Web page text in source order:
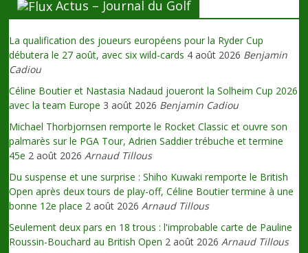
Actus – Journal du Golf
La qualification des joueurs européens pour la Ryder Cup
débutera le 27 août, avec six wild-cards 4 août 2026 Benjamin
Cadiou
Céline Boutier et Nastasia Nadaud joueront la Solheim Cup 2026
avec la team Europe 3 août 2026 Benjamin Cadiou
Michael Thorbjornsen remporte le Rocket Classic et ouvre son
palmarès sur le PGA Tour, Adrien Saddier trébuche et termine
45e 2 août 2026 Arnaud Tillous
Du suspense et une surprise : Shiho Kuwaki remporte le British
Open après deux tours de play-off, Céline Boutier termine à une
bonne 12e place 2 août 2026 Arnaud Tillous
Seulement deux pars en 18 trous : l'improbable carte de Pauline
Roussin-Bouchard au British Open 2 août 2026 Arnaud Tillous